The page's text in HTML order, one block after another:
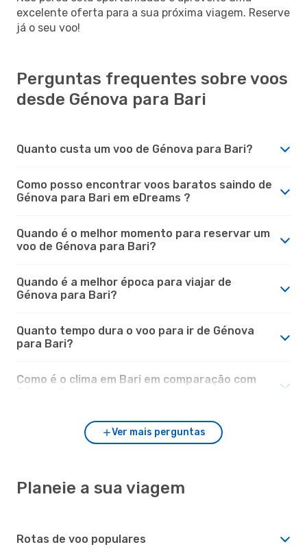
excelente oferta para a sua próxima viagem. Reserve
já o seu voo!
Perguntas frequentes sobre voos
desde Génova para Bari
Quanto custa um voo de Génova para Bari?
Como posso encontrar voos baratos saindo de
Génova para Bari em eDreams ?
Quando é o melhor momento para reservar um
voo de Génova para Bari?
Quando é a melhor época para viajar de
Génova para Bari?
Quanto tempo dura o voo para ir de Génova
para Bari?
Como é o clima em Bari em comparação com
Ver mais perguntas
Planeie a sua viagem
Rotas de voo populares